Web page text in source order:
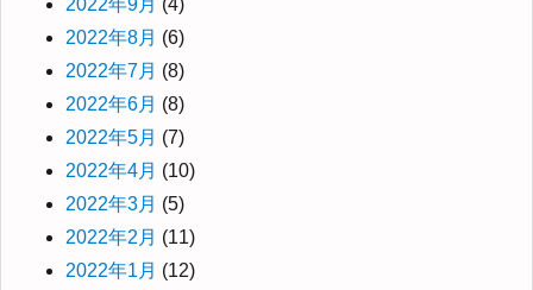
2022年9月 (4)
2022年8月 (6)
2022年7月 (8)
2022年6月 (8)
2022年5月 (7)
2022年4月 (10)
2022年3月 (5)
2022年2月 (11)
2022年1月 (12)